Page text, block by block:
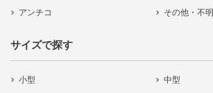
アンチコ
その他・不明
サイズで探す
小型
中型